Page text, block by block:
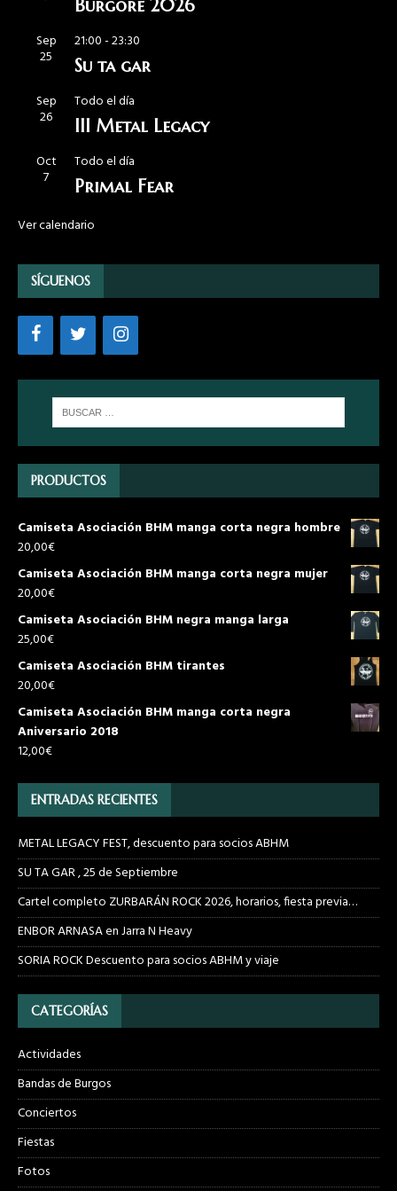
Burgore 2026
Sep
25
21:00-23:30
Su ta gar
Sep
26
Todo el día
III Metal Legacy
Oct
7
Todo el día
Primal Fear
Ver calendario
SÍGUENOS
PRODUCTOS
Camiseta Asociación BHM manga corta negra hombre
20,00€
Camiseta Asociación BHM manga corta negra mujer
20,00€
Camiseta Asociación BHM negra manga larga
25,00€
Camiseta Asociación BHM tirantes
20,00€
Camiseta Asociación BHM manga corta negra
Aniversario 2018
12,00€
ENTRADAS RECIENTES
METAL LEGACY FEST, descuento para socios ABHM
SU TA GAR , 25 de Septiembre
Cartel completo ZURBARÁN ROCK 2026, horarios, fiesta previa…
ENBOR ARNASA en Jarra N Heavy
SORIA ROCK Descuento para socios ABHM y viaje
CATEGORÍAS
Actividades
Bandas de Burgos
Conciertos
Fiestas
Fotos